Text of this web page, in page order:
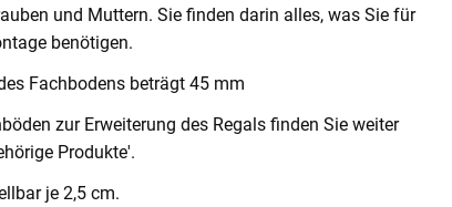
und Muttern. Sie finden darin alles, was Sie für
benötigen.
Fachbodens beträgt 45 mm
zur Erweiterung des Regals finden Sie weiter
Produkte'.
je 2,5 cm.